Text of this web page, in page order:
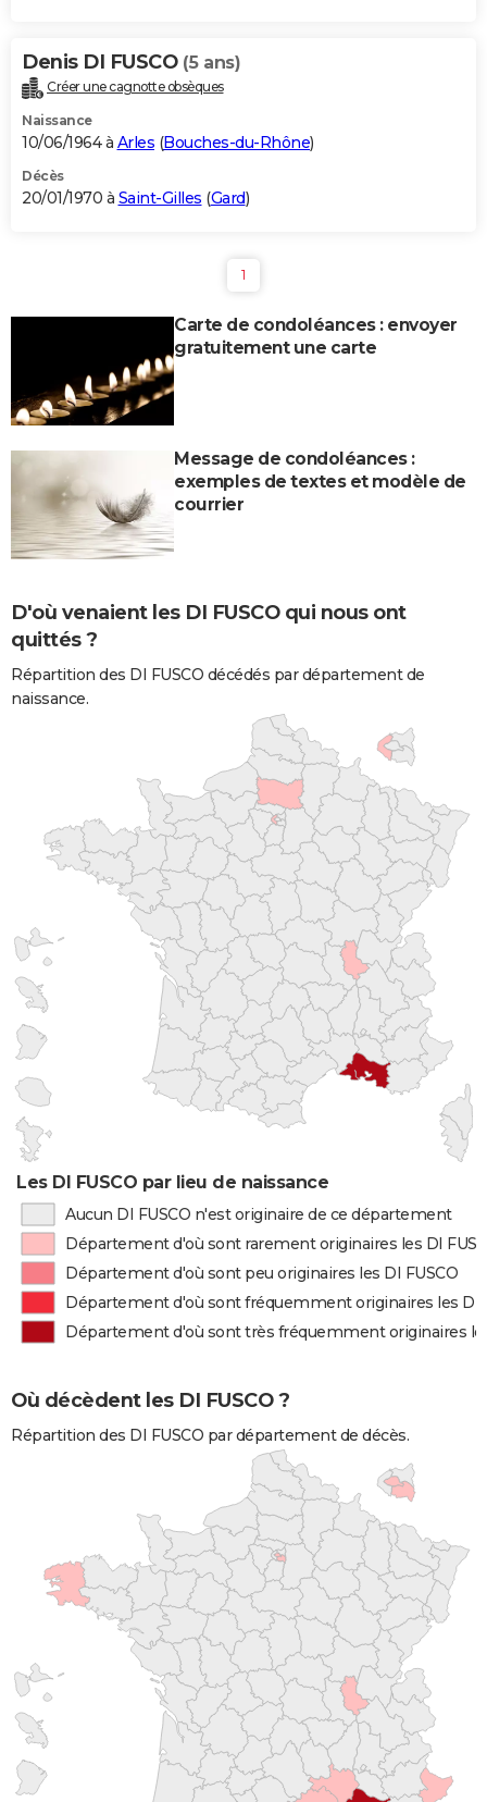
Denis DI FUSCO (5 ans)
Créer une cagnotte obsèques
Naissance
10/06/1964 à Arles (Bouches-du-Rhône)
Décès
20/01/1970 à Saint-Gilles (Gard)
1
Carte de condoléances : envoyer
gratuitement une carte
Message de condoléances :
exemples de textes et modèle de
courrier
D'où venaient les DI FUSCO qui nous ont
quittés ?
Répartition des DI FUSCO décédés par département de
naissance.
Les DI FUSCO par lieu de naissance
Aucun DI FUSCO n'est originaire de ce département
Département d'où sont rarement originaires les DI
Département d'où sont peu originaires les DI FUSCO
Département d'où sont fréquemment originaires les DI
Département d'où sont très fréquemment originaires
Où décèdent les DI FUSCO ?
Répartition des DI FUSCO par département de décès.